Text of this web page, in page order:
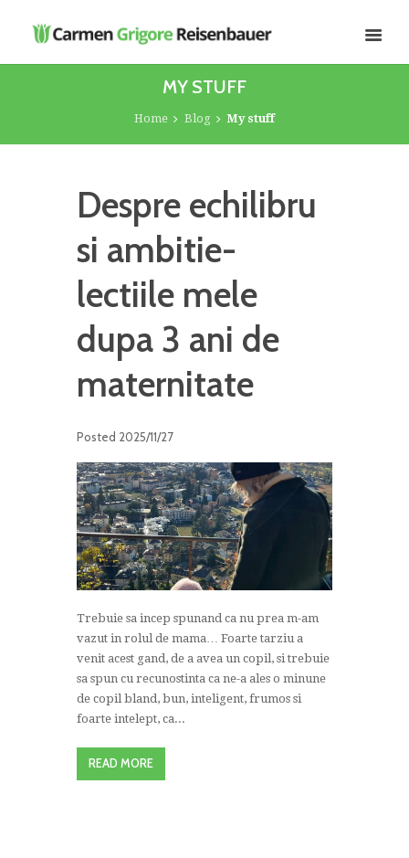
MY STUFF
Home Blog My stuff
Despre echilibru
si ambitie-
lectiile mele
dupa 3 ani de
maternitate
Posted 2025/11/27
Trebuie sa incep spunand ca nu prea m-am
vazut in rolul de mama… Foarte tarziu a
venit acest gand, de a avea un copil, si trebuie
sa spun cu recunostinta ca ne-a ales o minune
de copil bland, bun, inteligent, frumos si
foarte intelept, ca...
READ MORE